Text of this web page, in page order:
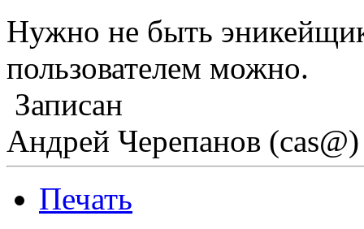
Нужно не быть
пользователем можно.
Записан
Андрей Черепанов (cas@)
Печать